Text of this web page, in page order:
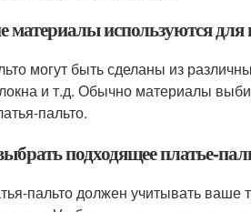
материалы используются для
могут быть сделаны из
и т.д. Обычно материалы
пальто.
подходящее платье-
пальто должен учитывать